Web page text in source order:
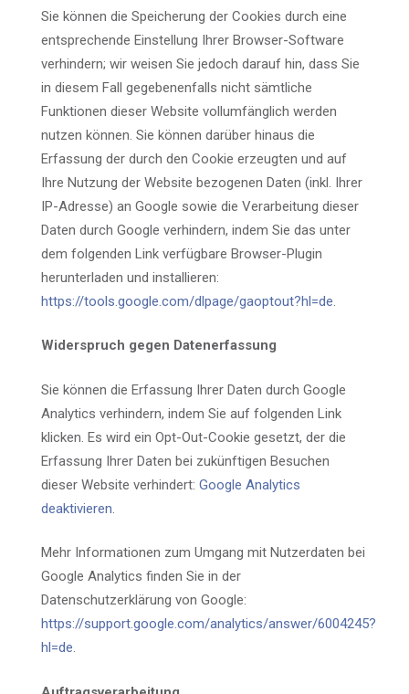
Sie können die Speicherung der Cookies durch eine
entsprechende Einstellung Ihrer Browser-Software
verhindern; wir weisen Sie jedoch darauf hin, dass Sie
in diesem Fall gegebenenfalls nicht sämtliche
Funktionen dieser Website vollumfänglich werden
nutzen können. Sie können darüber hinaus die
Erfassung der durch den Cookie erzeugten und auf
Ihre Nutzung der Website bezogenen Daten (inkl. Ihrer
IP-Adresse) an Google sowie die Verarbeitung dieser
Daten durch Google verhindern, indem Sie das unter
dem folgenden Link verfügbare Browser-Plugin
herunterladen und installieren:
https://tools.google.com/dlpage/gaoptout?hl=de
Widerspruch gegen Datenerfassung
Sie können die Erfassung Ihrer Daten durch Google
Analytics verhindern, indem Sie auf folgenden Link
klicken. Es wird ein Opt-Out-Cookie gesetzt, der die
Erfassung Ihrer Daten bei zukünftigen Besuchen
dieser Website verhindert: Google Analytics
deaktivieren
Mehr Informationen zum Umgang mit Nutzerdaten bei
Google Analytics finden Sie in der
Datenschutzerklärung von Google:
https://support.google.com/analytics/answer/6004245?
hl=de.